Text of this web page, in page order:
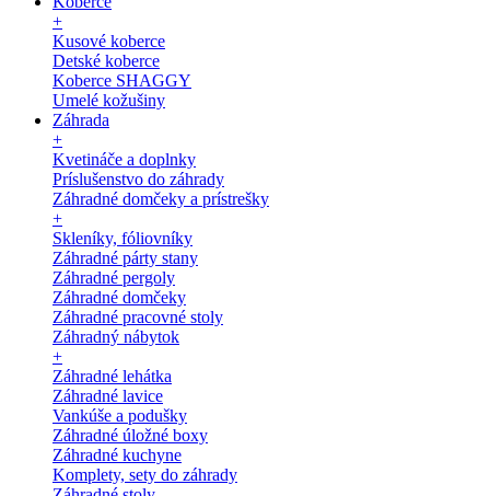
+
Kusové koberce
Detské koberce
Koberce SHAGGY
Umelé kožušiny
Záhrada
+
Kvetináče a doplnky
Príslušenstvo do záhrady
Záhradné domčeky a prístrešky
+
Skleníky, fóliovníky
Záhradné párty stany
Záhradné pergoly
Záhradné domčeky
Záhradné pracovné stoly
Záhradný nábytok
+
Záhradné lehátka
Záhradné lavice
Vankúše a podušky
Záhradné úložné boxy
Záhradné kuchyne
Komplety, sety do záhrady